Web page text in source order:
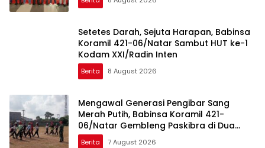
Setetes Darah, Sejuta Harapan, Babinsa
Koramil 421-06/Natar Sambut HUT ke-1
Kodam XXI/Radin Inten
Berita 8 August 2026
Mengawal Generasi Pengibar Sang
Merah Putih, Babinsa Koramil 421-
06/Natar Gembleng Paskibra di Dua
Kecamatan Jelang HUT RI ke-81
Berita 7 August 2026